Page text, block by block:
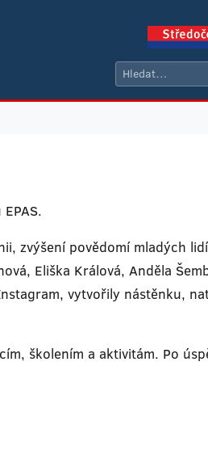
zvýšení povědomí mladých
Eliška Králová, Anděla
vytvořily nástěnku,
školením a aktivitám. Po